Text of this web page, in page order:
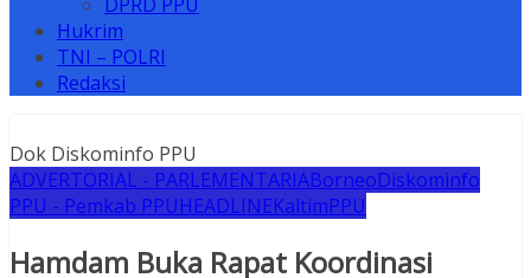
DPRD PPU
Hukrim
TNI – POLRI
Redaksi
Dok Diskominfo PPU
ADVERTORIAL - PARLEMENTARIABorneoDiskominfo
PPU - Pemkab PPUHEADLINEKaltimPPU
Hamdam Buka Rapat Koordinasi